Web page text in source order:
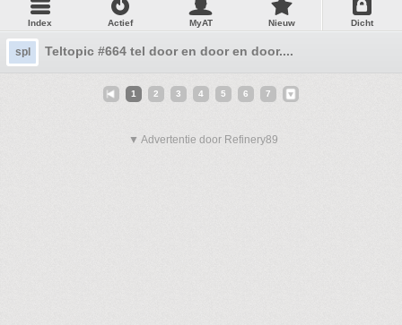
Index Actief MyAT Nieuw Dicht
spl Teltopic #664 tel door en door en door....
1 2 3 4 5 6 7
▼ Advertentie door Refinery89